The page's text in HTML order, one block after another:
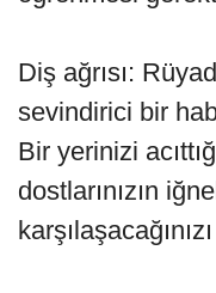
Diş ağrısı:
sevindirici bir
Bir yerinizi
dostlarınızın